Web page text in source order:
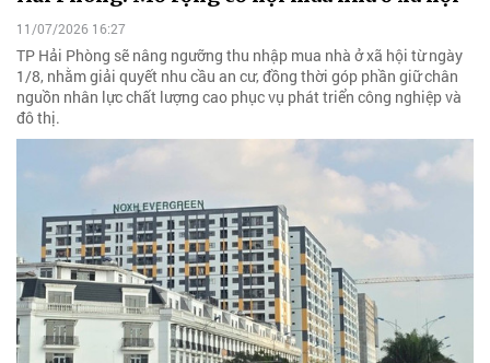
11/07/2026 16:27
TP Hải Phòng sẽ nâng ngưỡng thu nhập mua nhà ở xã hội từ ngày
1/8, nhằm giải quyết nhu cầu an cư, đồng thời góp phần giữ chân
nguồn nhân lực chất lượng cao phục vụ phát triển công nghiệp và
đô thị.